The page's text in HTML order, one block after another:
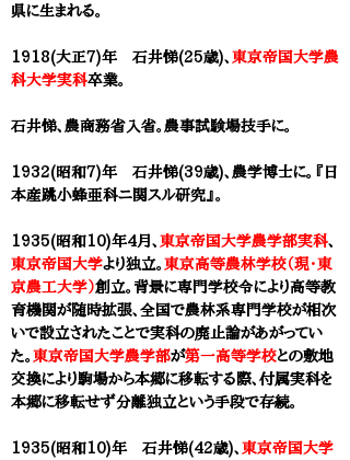
県に生まれる。
1918(大正7)年 石井悌(25歳)、 東京帝国大学農
科大学実科卒業。
石井悌、農商務省入省。農事試験場技手に。
1932(昭和7)年 石井悌(39歳)、農学博士に。『日
本産跳小蜂亜科ニ関スル研究』​。
1935(昭和10)年4月、 東京帝国大学農学部実科、
東京帝国大学より独立。 東京高等農林学校（現・東
京農工大学）創立。背景に専門学校令により高等教
育機関が随時拡張、全国で農林系専門学校が相次
いで設立されたことで実科の廃止論があがってい
た。 東京帝国大学農学部が第一高等学校との敷地
交換により駒場から本郷に移転する際、付属実科を
本郷に移転せず分離独立という手段で存続。
1935(昭和10)年 石井悌(42歳)、 東京帝国大学